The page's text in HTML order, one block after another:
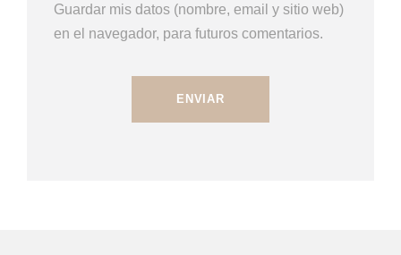
Guardar mis datos (nombre, email y sitio web)
en el navegador, para futuros comentarios.